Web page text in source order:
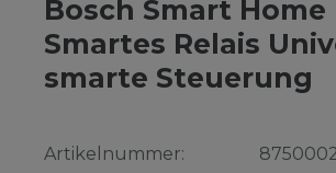
Bosch Smart Home
Smartes Relais
smarte Steuerung
Artikelnummer: